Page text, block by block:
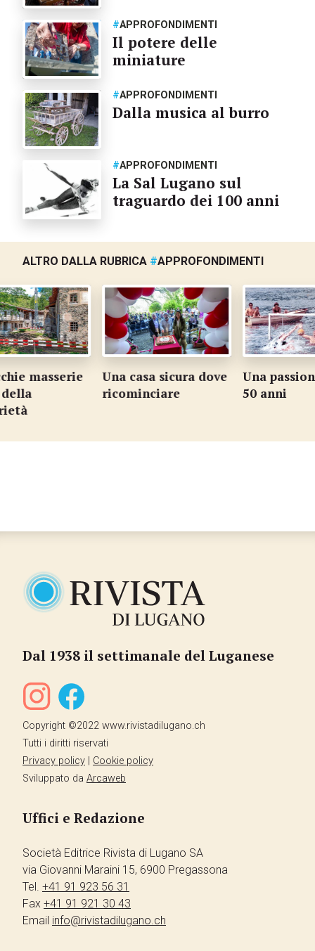
#APPROFONDIMENTI
Il potere delle
miniature
#APPROFONDIMENTI
Dalla musica al burro
#APPROFONDIMENTI
La Sal Lugano sul
traguardo dei 100 anni
ALTRO DALLA RUBRICA #APPROFONDIMENTI
masserie
Una casa sicura dove
ricominciare
Una
50 anni
…
Dal 1938 il settimanale del Luganese
Copyright ©2022 www.rivistadilugano.ch
Tutti i diritti riservati
Privacy policy
Cookie policy
Sviluppato da Arcaweb
Uffici e Redazione
Società Editrice Rivista di Lugano SA
via Giovanni Maraini 15, 6900 Pregassona
Tel. +41 91 923 56 31
Fax +41 91 921 30 43
Email info@rivistadilugano.ch